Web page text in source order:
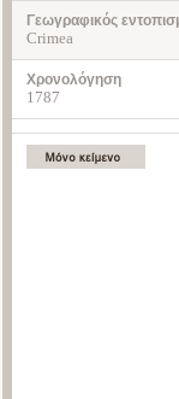
Γεωγραφικός
Crimea
Χρονολόγηση
1787